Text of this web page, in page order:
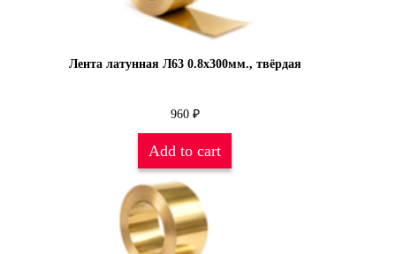
Лента латунная Л63 0.8х300мм., твёрдая
960 ₽
Add to cart